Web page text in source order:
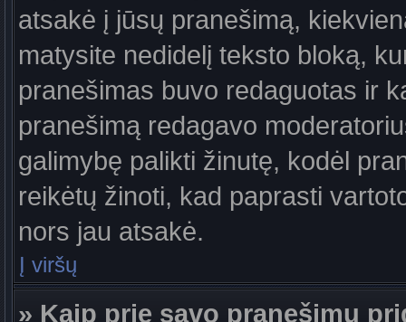
atsakė į jūsų pranešimą,
matysite nedidelį teksto bloką,
pranešimas buvo redaguotas ir
pranešimą redagavo
galimybę palikti žinutę, kodėl
reikėtų žinoti, kad paprasti
nors jau atsakė.
Į viršų
» Kaip prie savo pranešimų